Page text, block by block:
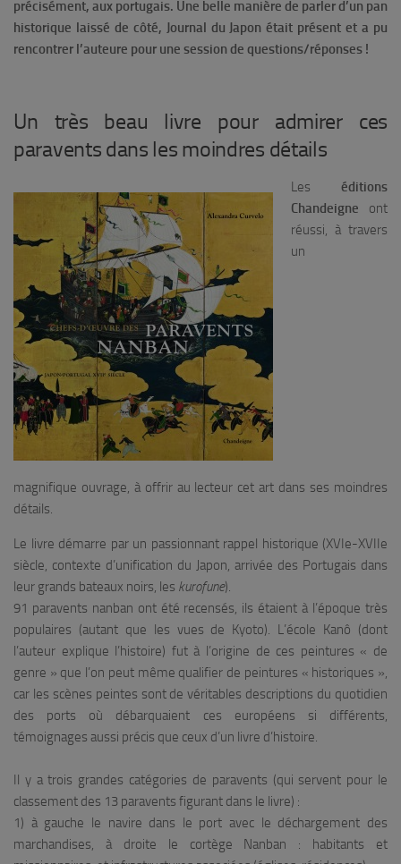
précisément, aux portugais. Une belle manière de parler d’un pan
historique laissé de côté, Journal du Japon était présent et a pu
rencontrer l’auteure pour une session de questions/réponses !
Un très beau livre pour admirer ces
paravents dans les moindres détails
Les éditions
Chandeigne ont
réussi, à travers
un
magnifique ouvrage, à offrir au lecteur cet art dans ses moindres
détails.
Le livre démarre par un passionnant rappel historique (XVIe-XVIIe
siècle, contexte d’unification du Japon, arrivée des Portugais dans
leur grands bateaux noirs, les kurofune).
91 paravents nanban ont été recensés, ils étaient à l’époque très
populaires (autant que les vues de Kyoto). L’école Kanô (dont
l’auteur explique l’histoire) fut à l’origine de ces peintures « de
genre » que l’on peut même qualifier de peintures « historiques »,
car les scènes peintes sont de véritables descriptions du quotidien
des ports où débarquaient ces européens si différents,
témoignages aussi précis que ceux d’un livre d’histoire.
Il y a trois grandes catégories de paravents (qui servent pour le
classement des 13 paravents figurant dans le livre) :
1) à gauche le navire dans le port avec le déchargement des
marchandises, à droite le cortège Nanban : habitants et